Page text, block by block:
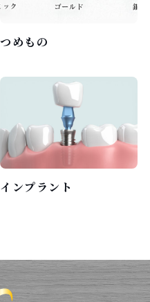
つめもの
インプラント